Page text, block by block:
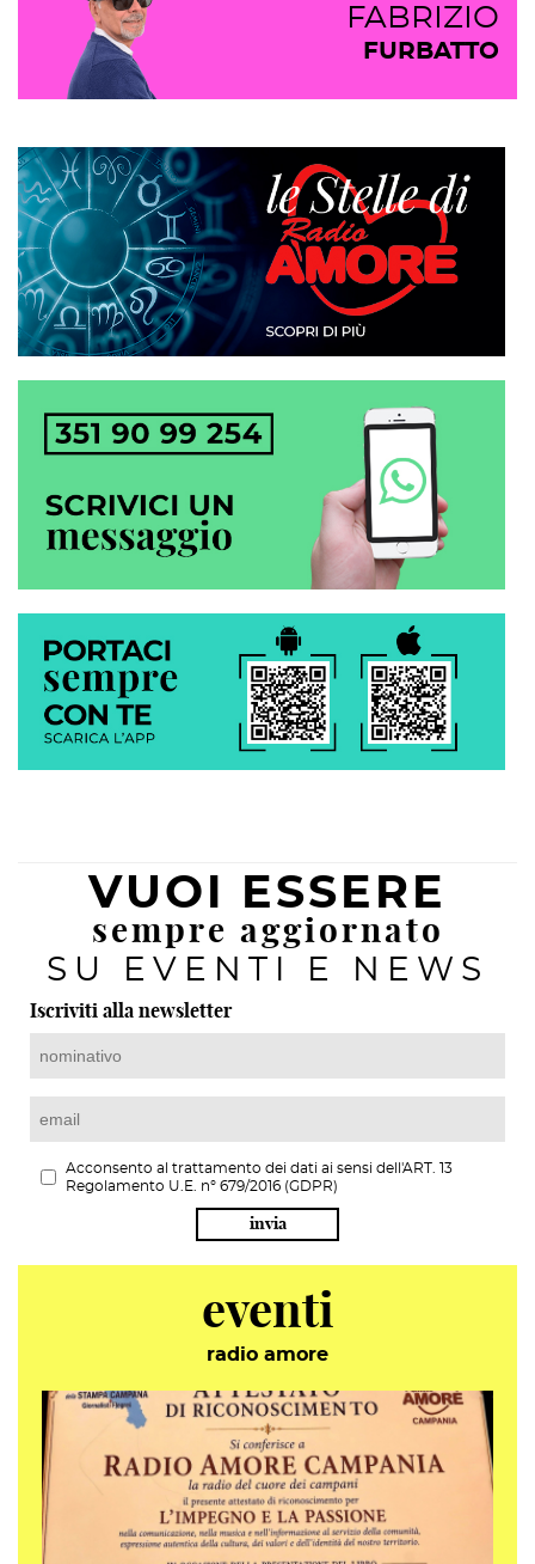
FABRIZIO
FURBATTO
VUOI ESSERE
sempre aggiornato
SU EVENTI E NEWS
Iscriviti alla newsletter
Acconsento al trattamento dei dati ai sensi dell'ART. 13
Regolamento U.E. n° 679/2016 (GDPR)
invia
eventi
radio amore